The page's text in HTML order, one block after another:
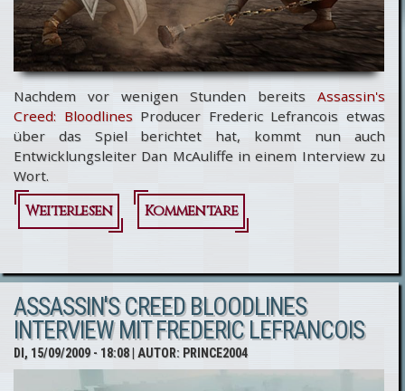
Nachdem vor wenigen Stunden bereits Assassin's
Creed: BloodlinesProducer Frederic Lefrancois etwas
über das Spiel berichtet hat, kommt nun auch
Entwicklungsleiter Dan McAuliffe in einem Interview zu
Wort.
Weiterlesen
über
Creed:
Bloodlines
Interview
mit Dan
Kommentare
ASSASSIN'S CREED BLOODLINES
INTERVIEW MIT FREDERIC LEFRANCOIS
DI, 15/09/2009 - 18:08| AUTOR: PRINCE2004